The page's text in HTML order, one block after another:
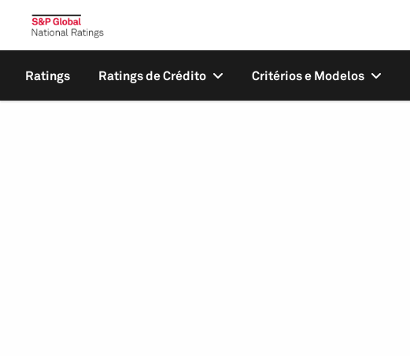
Ratings Ratings de Crédito Critérios e Modelos